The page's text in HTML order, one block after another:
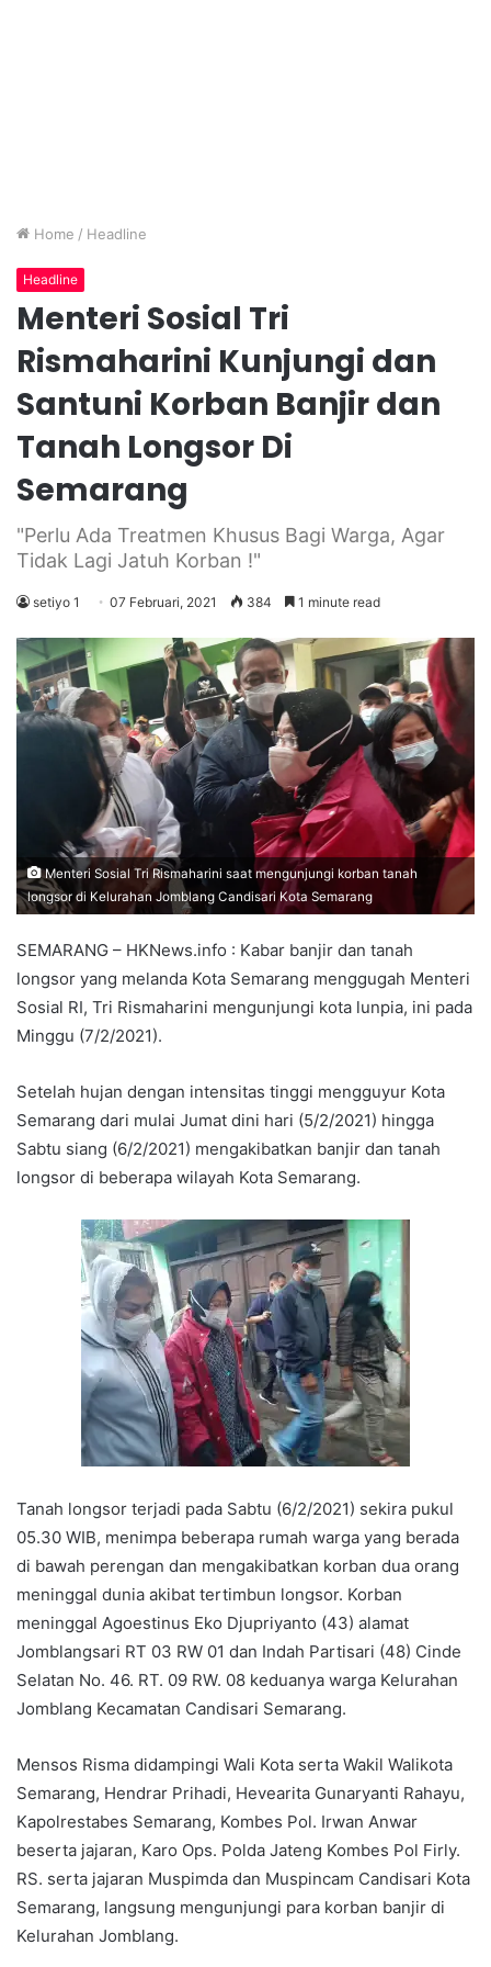
Home / Headline
Headline
Menteri Sosial Tri
Rismaharini Kunjungi dan
Santuni Korban Banjir dan
Tanah Longsor Di
Semarang
"Perlu Ada Treatmen Khusus Bagi Warga, Agar
Tidak Lagi Jatuh Korban !"
setiyo 1 07 Februari, 2021 384 1 minute read
Menteri Sosial Tri Rismaharini saat mengunjungi korban tanah
longsor di Kelurahan Jomblang Candisari Kota Semarang
SEMARANG – HKNews.info : Kabar banjir dan tanah
longsor yang melanda Kota Semarang menggugah Menteri
Sosial RI, Tri Rismaharini mengunjungi kota lunpia, ini pada
Minggu (7/2/2021).
Setelah hujan dengan intensitas tinggi mengguyur Kota
Semarang dari mulai Jumat dini hari (5/2/2021) hingga
Sabtu siang (6/2/2021) mengakibatkan banjir dan tanah
longsor di beberapa wilayah Kota Semarang.
Tanah longsor terjadi pada Sabtu (6/2/2021) sekira pukul
05.30 WIB, menimpa beberapa rumah warga yang berada
di bawah perengan dan mengakibatkan korban dua orang
meninggal dunia akibat tertimbun longsor. Korban
meninggal Agoestinus Eko Djupriyanto (43) alamat
Jomblangsari RT 03 RW 01 dan Indah Partisari (48) Cinde
Selatan No. 46. RT. 09 RW. 08 keduanya warga Kelurahan
Jomblang Kecamatan Candisari Semarang.
Mensos Risma didampingi Wali Kota serta Wakil Walikota
Semarang, Hendrar Prihadi, Hevearita Gunaryanti Rahayu,
Kapolrestabes Semarang, Kombes Pol. Irwan Anwar
beserta jajaran, Karo Ops. Polda Jateng Kombes Pol Firly.
RS. serta jajaran Muspimda dan Muspincam Candisari Kota
Semarang, langsung mengunjungi para korban banjir di
Kelurahan Jomblang.